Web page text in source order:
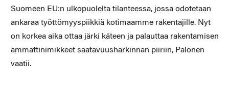
Suomeen EU:n ulkopuolelta tilanteessa, jossa odotetaan
ankaraa työttömyyspiikkiä kotimaamme rakentajille. Nyt
on korkea aika ottaa järki käteen ja palauttaa rakentamisen
ammattinimikkeet saatavuusharkinnan piiriin, Palonen
vaatii.